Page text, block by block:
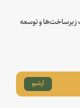
زیرساخت‌ها و توسعه
آرشیو